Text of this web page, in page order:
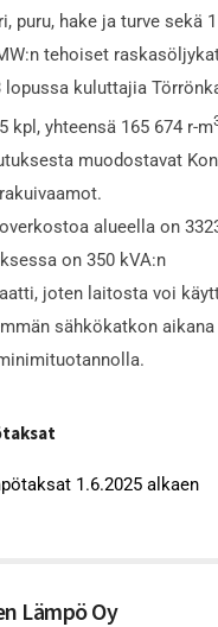
puru, hake ja turve sekä
tehoiset
lopussa kuluttajia
kpl, yhteensä 165 674 r-m
muodostavat
alueella on
on 350 kVA:n
joten laitosta voi
sähkökatkon aikana
1.6.2025 alkaen
Lämpö Oy